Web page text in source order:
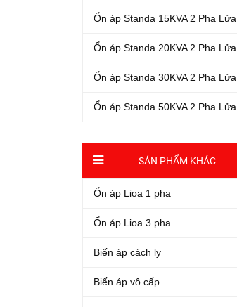
Ổn áp Standa 15KVA 2 Pha Lửa
Ổn áp Standa 20KVA 2 Pha Lửa
Ổn áp Standa 30KVA 2 Pha Lửa
Ổn áp Standa 50KVA 2 Pha Lửa
SẢN PHẨM KHÁC
Ổn áp Lioa 1 pha
Ổn áp Lioa 3 pha
Biến áp cách ly
Biến áp vô cấp